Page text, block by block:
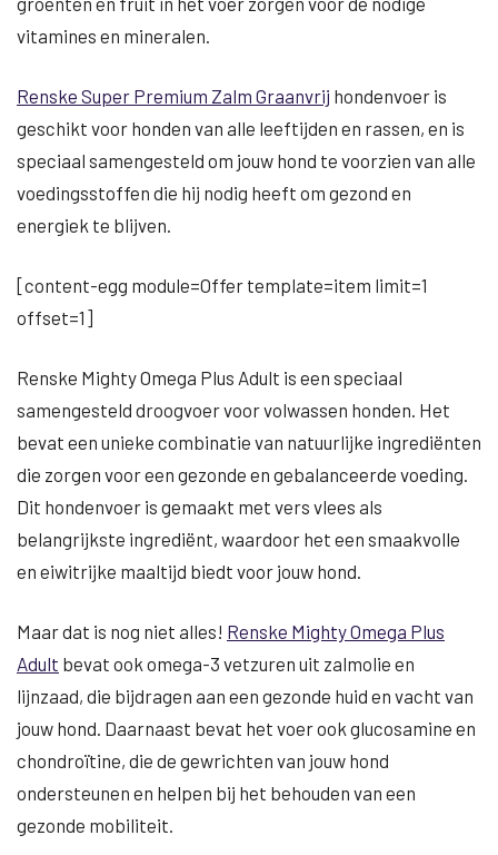
vitamines en mineralen.
Renske Super Premium Zalm Graanvrij hondenvoer is
geschikt voor honden van alle leeftijden en rassen, en is
speciaal samengesteld om jouw hond te voorzien van alle
voedingsstoffen die hij nodig heeft om gezond en
energiek te blijven.
[content-egg module=Offer template=item limit=1
offset=1]
Renske Mighty Omega Plus Adult is een speciaal
samengesteld droogvoer voor volwassen honden. Het
bevat een unieke combinatie van natuurlijke ingrediënten
die zorgen voor een gezonde en gebalanceerde voeding.
Dit hondenvoer is gemaakt met vers vlees als
belangrijkste ingrediënt, waardoor het een smaakvolle
en eiwitrijke maaltijd biedt voor jouw hond.
Maar dat is nog niet alles! Renske Mighty Omega Plus
Adult bevat ook omega-3 vetzuren uit zalmolie en
lijnzaad, die bijdragen aan een gezonde huid en vacht van
jouw hond. Daarnaast bevat het voer ook glucosamine en
chondroïtine, die de gewrichten van jouw hond
ondersteunen en helpen bij het behouden van een
gezonde mobiliteit.